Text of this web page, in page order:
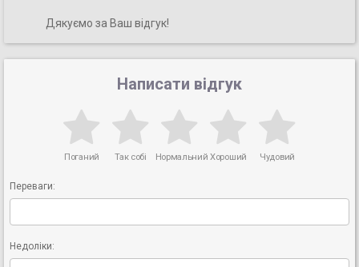
Дякуємо за Ваш відгук!
Написати відгук
Поганий Так собі Нормальний Хороший Чудовий
Переваги:
Недоліки: